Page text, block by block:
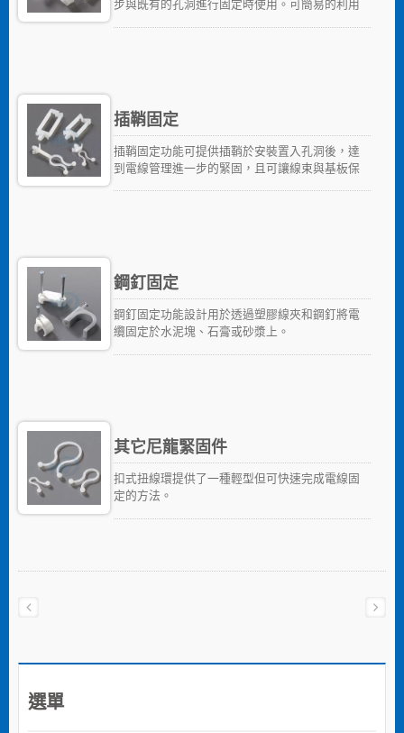
步與既有的孔洞進行固定時使用。可簡易的利用
插鞘固定
插鞘固定功能可提供插鞘於安裝置入孔洞後，達
到電線管理進一步的緊固，且可讓線束與基板保
鋼釘固定
鋼釘固定功能設計用於透過塑膠線夾和鋼釘將電
纜固定於水泥塊、石膏或砂漿上。
其它尼龍緊固件
扣式扭線環提供了一種輕型但可快速完成電線固
定的方法。
選單